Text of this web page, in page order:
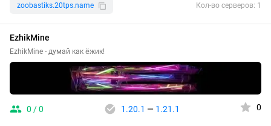
zoobastiks.20tps.name Кол-во серверов: 1
EzhikMine
EzhikMine - думай как ёжик!
0 / 0 1.20.1 — 1.21.1 0